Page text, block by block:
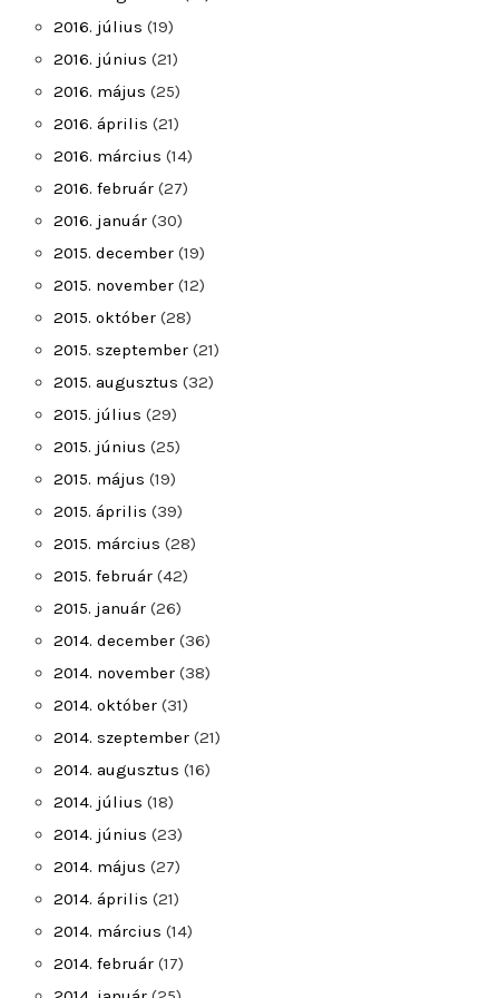
2016. július (19)
2016. június (21)
2016. május (25)
2016. április (21)
2016. március (14)
2016. február (27)
2016. január (30)
2015. december (19)
2015. november (12)
2015. október (28)
2015. szeptember (21)
2015. augusztus (32)
2015. július (29)
2015. június (25)
2015. május (19)
2015. április (39)
2015. március (28)
2015. február (42)
2015. január (26)
2014. december (36)
2014. november (38)
2014. október (31)
2014. szeptember (21)
2014. augusztus (16)
2014. július (18)
2014. június (23)
2014. május (27)
2014. április (21)
2014. március (14)
2014. február (17)